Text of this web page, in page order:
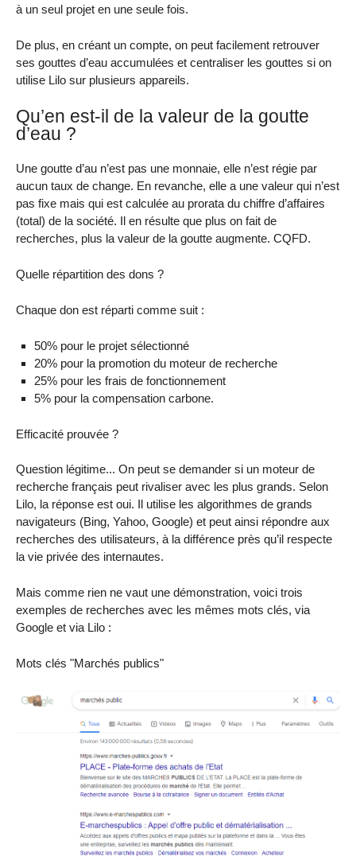
à un seul projet en une seule fois.
De plus, en créant un compte, on peut facilement retrouver
ses gouttes d’eau accumulées et centraliser les gouttes si on
utilise Lilo sur plusieurs appareils.
Qu’en est-il de la valeur de la goutte
d’eau ?
Une goutte d’au n’est pas une monnaie, elle n’est régie par
aucun taux de change. En revanche, elle a une valeur qui n’est
pas fixe mais qui est calculée au prorata du chiffre d’affaires
(total) de la société. Il en résulte que plus on fait de
recherches, plus la valeur de la goutte augmente. CQFD.
Quelle répartition des dons ?
Chaque don est réparti comme suit :
50% pour le projet sélectionné
20% pour la promotion du moteur de recherche
25% pour les frais de fonctionnement
5% pour la compensation carbone.
Efficacité prouvée ?
Question légitime... On peut se demander si un moteur de
recherche français peut rivaliser avec les plus grands. Selon
Lilo, la réponse est oui. Il utilise les algorithmes de grands
navigateurs (Bing, Yahoo, Google) et peut ainsi répondre aux
recherches des utilisateurs, à la différence près qu’il respecte
la vie privée des internautes.
Mais comme rien ne vaut une démonstration, voici trois
exemples de recherches avec les mêmes mots clés, via
Google et via Lilo :
Mots clés "Marchés publics"